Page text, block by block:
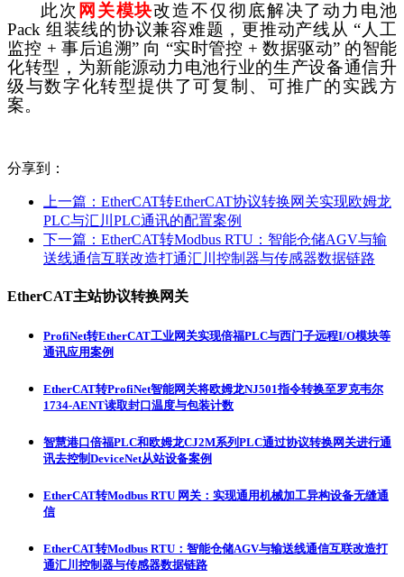
此次 网关模块改造不仅彻底解决了动力电池
Pack 组装线的协议兼容难题，更推动产线从 “人工
监控 + 事后追溯” 向 “实时管控 + 数据驱动” 的智能
化转型，为新能源动力电池行业的生产设备通信升
级与数字化转型提供了可复制、可推广的实践方
案。
分享到：
上一篇： EtherCAT转EtherCAT协议转换网关实现欧姆龙
PLC与汇川PLC通讯的配置案例
下一篇： EtherCAT转Modbus RTU：智能仓储AGV与输
送线通信互联改造打通汇川控制器与传感器数据链路
EtherCAT主站协议转换网关
ProfiNet转EtherCAT工业网关实现倍福PLC与西门子远程I/O模块等
通讯应用案例
EtherCAT转ProfiNet智能网关将欧姆龙NJ501指令转换至罗克韦尔
1734-AENT读取封口温度与包装计数
智慧港口倍福PLC和欧姆龙CJ2M系列PLC通过协议转换网关进行通
讯去控制DeviceNet从站设备案例
EtherCAT转Modbus RTU 网关：实现通用机械加工异构设备无缝通
信
EtherCAT转Modbus RTU：智能仓储AGV与输送线通信互联改造打
通汇川控制器与传感器数据链路